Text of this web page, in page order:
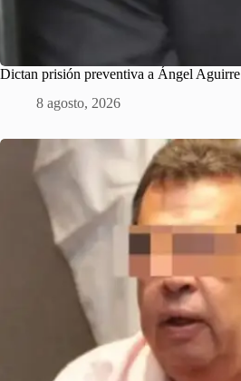
Dictan prisión preventiva a Ángel Aguirre
8 agosto, 2026